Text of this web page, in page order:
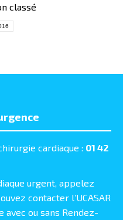
classé
cardiaque : 01 42
urgent, appelez
contacter l’UCASAR
ou sans Rendez-